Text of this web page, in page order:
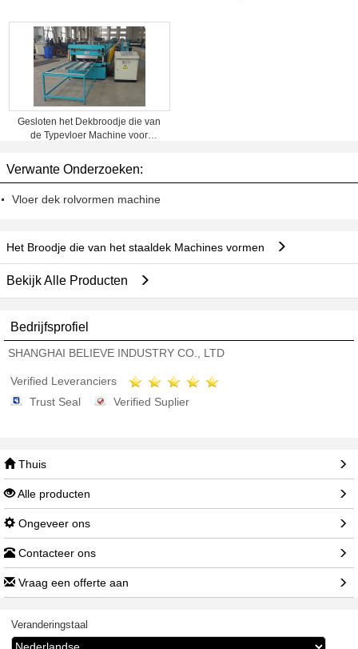
Gesloten het Dekbroodje die van
de Typevloer Machine voor
Verwante Onderzoeken:
Vloer dek rolvormen machine
Het Broodje die van het staaldek Machines vormen
Bekijk Alle Producten
Bedrijfsprofiel
SHANGHAI BELIEVE INDUSTRY CO., LTD
Verified Leveranciers
Trust Seal
Verified Suplier
Thuis
Alle producten
Ongeveer ons
Contacteer ons
Vraag een offerte aan
Veranderingstaal